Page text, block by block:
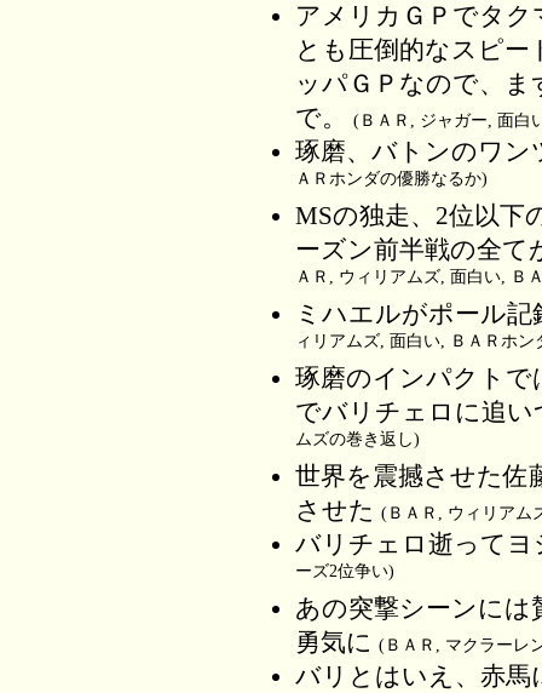
アメリカＧＰでタク
とも圧倒的なスピ
ッパＧＰなので、
で。
(ＢＡＲ, ジャガー, 面白
琢磨、バトンのワ
ＡＲホンダの優勝なるか)
MSの独走、2位以下
ーズン前半戦の全
ＡＲ, ウィリアムズ, 面白い, Ｂ
ミハエルがポール
ィリアムズ, 面白い, ＢＡＲホ
琢磨のインパクト
でバリチェロに追
ムズの巻き返し)
世界を震撼させた佐
させた (ＢＡＲ, ウィリアム
バリチェロ逝って
ーズ2位争い)
あの突撃シーンには
勇気に (ＢＡＲ, マクラーレ
バリとはいえ、赤